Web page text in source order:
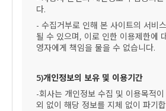
다.
- 수집거부로 인해 본 사이트의 서비
될 수 있으며, 이로 인한 이용제한에
영자에게 책임을 물을 수 없습니다.
5)개인정보의 보유 및 이용기간
-회사는 개인정보 수집 및 이용목적
외 없이 해당 정보를 지체 없이 파기